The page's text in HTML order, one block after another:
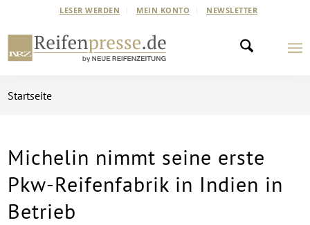
LESER WERDEN MEIN KONTO NEWSLETTER
Startseite
Michelin nimmt seine erste
Pkw-Reifenfabrik in Indien in
Betrieb